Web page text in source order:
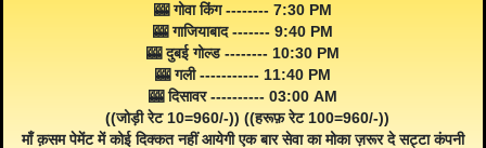
🎰 गोवा किंग -------- 7:30 PM
🎰 गाजियाबाद ------- 9:40 PM
🎰 दुबई गोल्ड -------- 10:30 PM
🎰 गली ----------- 11:40 PM
🎰 दिसावर ---------- 03:00 AM
((जोड़ी रेट 10=960/-)) ((हरूफ़ रेट 100=960/-))
माँ क़सम पेमेंट में कोई दिक्कत नहीं आयेगी एक बार सेवा का मोका ज़रूर दे सट्टा कंपनी